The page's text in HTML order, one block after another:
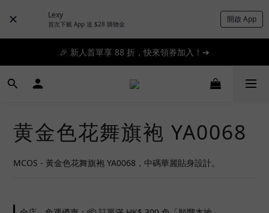
Lexy
首次下載 App 送 $28 購物金 開啟 App
📦滿 $300 順豐免運 🚚 滿 $1200 即日特快免運 ➔
📦滿 $300 順豐免運 🚚 滿 $1200 即日特快免運 ➔
🎉 新人首單享 88 折，快來領券加入！➔
📦滿 $300 順豐免運 🚚 滿 $1200 即日特快免運 ➔
黄金色花舞旗袍 YA0068
MCOS - 黃金色花舞旗袍 YA0068，中碼華麗貼身設計。